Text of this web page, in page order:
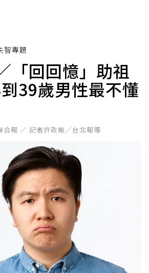
智專題
「回回憶」助祖
39歲男性最不懂
合報 ／ 記者許政榆／台北報導